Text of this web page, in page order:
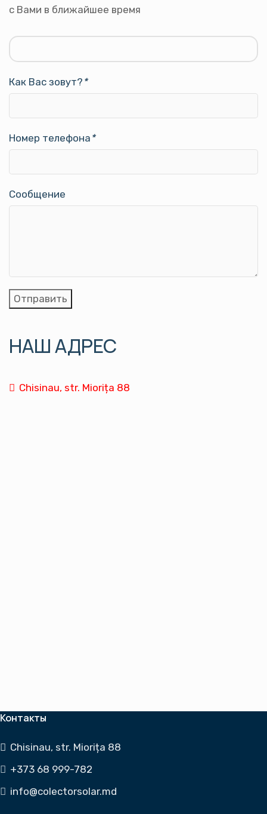
с Вами в ближайшее время
Как Вас зовут? *
Номер телефона *
Сообщение
НАШ АДРЕС
Chisinau, str. Miorița 88
Контакты
Chisinau, str. Miorița 88
+373 68 999-782
info@colectorsolar.md